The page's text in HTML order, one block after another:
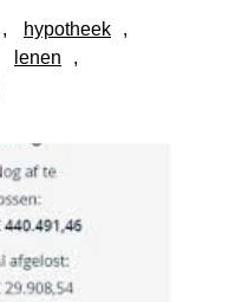
, hypotheek
lenen